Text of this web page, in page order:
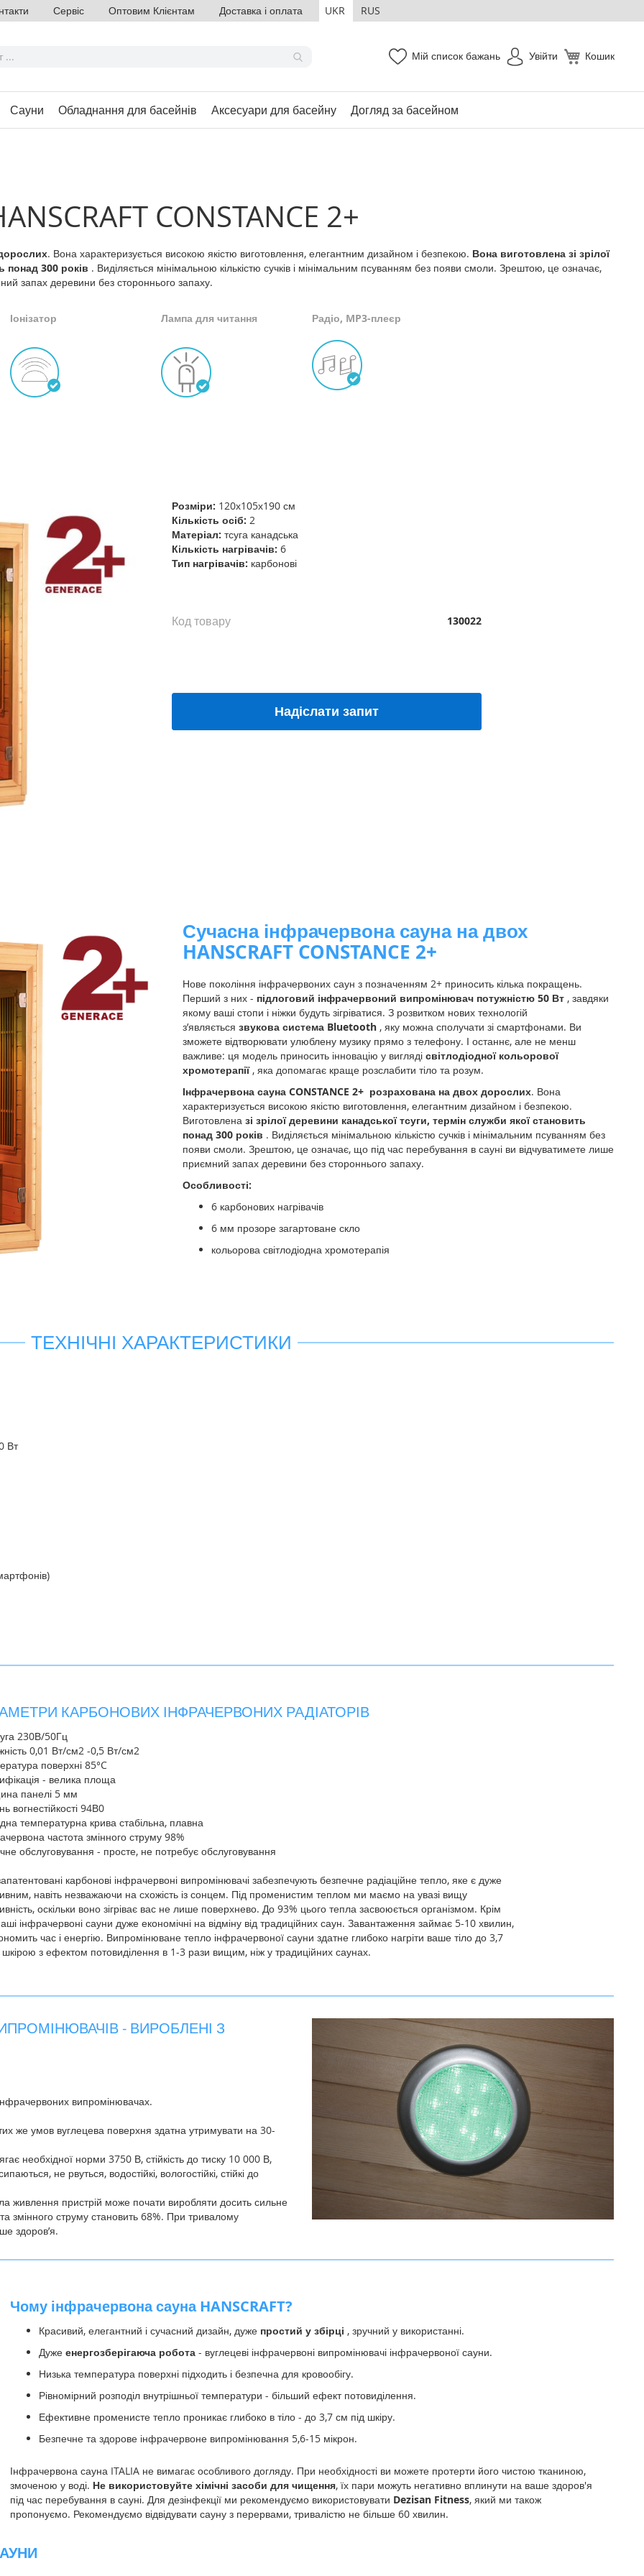
Сервіс Оптовим Клієнтам Доставка і оплата UKR RUS
Кошик
Мій список бажань Увійти
Сауни Обладнання для басейнів Аксесуари для басейну Догляд за басейном
CONSTANCE 2+
. Вона характеризується високою якістю виготовлення, елегантним дизайном і безпекою. Вона виготовлена зі зрілої
понад 300 років . Виділяється мінімальною кількістю сучків і мінімальним псуванням без появи смоли. Зрештою, це означає,
запах деревини без стороннього запаху.
Іонізатор Лампа для читання Радіо, MP3-плеєр
Розміри: 120х105х190 см
Кількість осіб: 2
Матеріал: тсуга канадська
Кількість нагрівачів: 6
Тип нагрівачів: карбонові
Код товару 130022
Надіслати запит
Сучасна інфрачервона сауна на двох
HANSCRAFT CONSTANCE 2+
Нове покоління інфрачервоних саун з позначенням 2+ приносить кілька покращень.
Перший з них - підлоговий інфрачервоний випромінювач потужністю 50 Вт , завдяки
якому ваші стопи і ніжки будуть зігріватися. З розвитком нових технологій
з’являється звукова система Bluetooth , яку можна сполучати зі смартфонами. Ви
зможете відтворювати улюблену музику прямо з телефону. І останнє, але не менш
важливе: ця модель приносить інновацію у вигляді світлодіодної кольорової
хромотерапії, яка допомагає краще розслабити тіло та розум.
Інфрачервона сауна CONSTANCE 2+ розрахована на двох дорослих. Вона
характеризується високою якістю виготовлення, елегантним дизайном і безпекою.
Виготовлена зі зрілої деревини канадської тсуги, термін служби якої становить
понад 300 років . Виділяється мінімальною кількістю сучків і мінімальним псуванням без
появи смоли. Зрештою, це означає, що під час перебування в сауні ви відчуватимете лише
приємний запах деревини без стороннього запаху.
Особливості:
6 карбонових нагрівачів
6 мм прозоре загартоване скло
кольорова світлодіодна хромотерапія
ТЕХНІЧНІ ХАРАКТЕРИСТИКИ
Вт
КАРБОНОВИХ ІНФРАЧЕРВОНИХ РАДІАТОРІВ
230В/50Гц
0,01 Вт/см2 -0,5 Вт/см2
поверхні 85°C
- велика площа
панелі 5 мм
вогнестійкості 94В0
температурна крива стабільна, плавна
частота змінного струму 98%
обслуговування - просте, не потребує обслуговування
карбонові інфрачервоні випромінювачі забезпечують безпечне радіаційне тепло, яке є дуже
навіть незважаючи на схожість із сонцем. Під променистим теплом ми маємо на увазі вищу
оскільки воно зігріває вас не лише поверхнево. До 93% цього тепла засвоюється організмом. Крім
інфрачервоні сауни дуже економічні на відміну від традиційних саун. Завантаження займає 5-10 хвилин,
час і енергію. Випромінюване тепло інфрачервоної сауни здатне глибоко нагріти ваше тіло до 3,7
шкірою з ефектом потовиділення в 1-3 рази вищим, ніж у традиційних саунах.
- ВИРОБЛЕНІ З
випромінювачах.
же умов вуглецева поверхня здатна утримувати на 30-
необхідної норми 3750 В, стійкість до тиску 10 000 В,
не рвуться, водостійкі, вологостійкі, стійкі до
живлення пристрій може почати виробляти досить сильне
струму становить 68%. При тривалому
здоров’я.
Чому інфрачервона сауна HANSCRAFT?
Красивий, елегантний і сучасний дизайн, дуже простий у збірці , зручний у використанні.
Дуже енергозберігаюча робота - вуглецеві інфрачервоні випромінювачі інфрачервоної сауни.
Низька температура поверхні підходить і безпечна для кровообігу.
Рівномірний розподіл внутрішньої температури - більший ефект потовиділення.
Ефективне променисте тепло проникає глибоко в тіло - до 3,7 см під шкіру.
Безпечне та здорове інфрачервоне випромінювання 5,6-15 мікрон.
Інфрачервона сауна ITALIA не вимагає особливого догляду. При необхідності ви можете протерти його чистою тканиною,
змоченою у воді. Не використовуйте хімічні засоби для чищення, їх пари можуть негативно вплинути на ваше здоров'я
під час перебування в сауні. Для дезінфекції ми рекомендуємо використовувати Dezisan Fitness, який ми також
пропонуємо. Рекомендуємо відвідувати сауну з перервами, тривалістю не більше 60 хвилин.